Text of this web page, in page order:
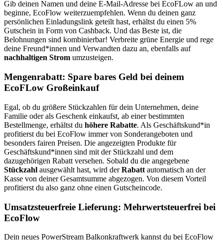
Gib deinen Namen und deine E-Mail-Adresse bei EcoFLow an und
beginne, EcoFlow weiterzuempfehlen. Wenn du deinen ganz
persönlichen Einladungslink geteilt hast, erhältst du einen 5%
Gutschein in Form von Cashback. Und das Beste ist, die
Belohnungen sind kombinierbar! Verbreite grüne Energie und rege
deine Freund*innen und Verwandten dazu an, ebenfalls auf
nachhaltigen Strom umzusteigen.
Mengenrabatt: Spare bares Geld bei deinem
EcoFLow Großeinkauf
Egal, ob du größere Stückzahlen für dein Unternehmen, deine
Familie oder als Geschenk einkaufst, ab einer bestimmten
Bestellmenge, erhältst du höhere Rabatte. Als Geschäftskund*in
profitierst du bei EcoFlow immer von Sonderangeboten und
besonders fairen Preisen. Die angezeigten Produkte für
Geschäftskund*innen sind mit der Stückzahl und dem
dazugehörigen Rabatt versehen. Sobald du die angegebene
Stückzahl ausgewählt hast, wird derRabatt automatisch an der
Kasse von deiner Gesamtsumme abgezogen. Von diesem Vorteil
profitierst du also ganz ohne einen Gutscheincode.
Umsatzsteuerfreie Lieferung: Mehrwertsteuerfrei bei
EcoFlow
Dein neues PowerStream Balkonkraftwerk kannst du bei EcoFlow